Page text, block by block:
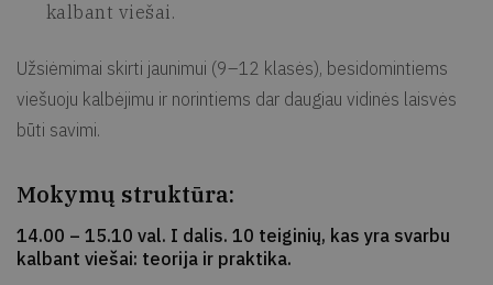
kalbant viešai.
Užsiėmimai skirti jaunimui (9–12 klasės), besidomintiems
viešuoju kalbėjimu ir norintiems dar daugiau vidinės laisvės
būti savimi.
Mokymų struktūra:
14.00 – 15.10 val. I dalis. 10 teiginių, kas yra svarbu
kalbant viešai: teorija ir praktika.